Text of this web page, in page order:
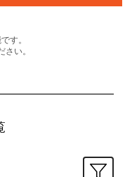
す。
い。